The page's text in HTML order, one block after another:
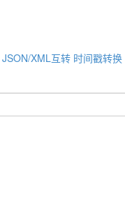
JSON/XML互转 时间戳转换